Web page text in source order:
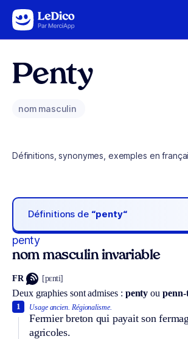
Aller au contenu
Penty
nom masculin
Définitions, synonymes, exemples en
Définitions de “penty“
penty
nom masculin invariable
FR [pɛnti]
Deux graphies sont admises : penty ou
Usage ancien. Régionalisme.
Fermier breton qui payait son
agricoles.
1